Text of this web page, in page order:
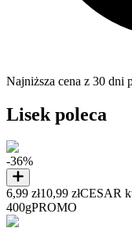
Najniższa cena z 30 dni
Lisek poleca
-36%
6,99 zł10,99 złCESAR
400gPROMO